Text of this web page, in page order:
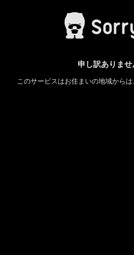
申し訳ありませ
このサービスはお住まいの地域からは